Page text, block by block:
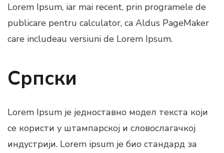
Lorem Ipsum, iar mai recent, prin programele de
publicare pentru calculator, ca Aldus PageMaker
care includeau versiuni de Lorem Ipsum.
Српски
Lorem Ipsum је једноставно модел текста који
се користи у штампарској и словослагачкој
индустрији. Lorem ipsum је био стандард за